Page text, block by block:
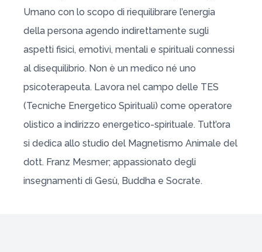
Umano con lo scopo di riequilibrare l’energia
della persona agendo indirettamente sugli
aspetti fisici, emotivi, mentali e spirituali connessi
al disequilibrio. Non è un medico né uno
psicoterapeuta. Lavora nel campo delle TES
(Tecniche Energetico Spirituali) come operatore
olistico a indirizzo energetico-spirituale. Tutt’ora
si dedica allo studio del Magnetismo Animale del
dott. Franz Mesmer; appassionato degli
insegnamenti di Gesù, Buddha e Socrate.